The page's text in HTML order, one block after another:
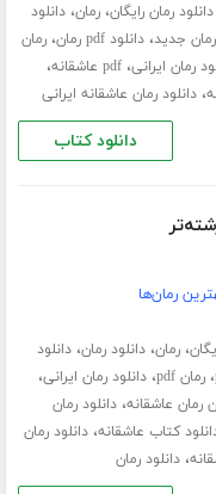
دانلود رمان رایگان،رمان،دانلود
رمان جدید،دانلود pdf رمان ،رمان
رمان ایرانی،pdf عاشقانه ،
،دانلود رمان عاشقانه ایرانی
دانلود کتاب
رمان‌ها
،رمان،دانلود رمان،دانلود
،رمان pdf ،دانلود رمان ایرانی،
رمان عاشقانه،دانلود رمان
کتاب عاشقانه،دانلود رمان
،دانلود رمان